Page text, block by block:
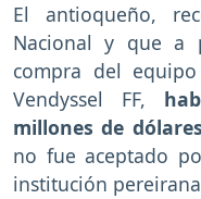
El antioqueño,
Nacional y que a
compra del
Vendyssel FF,
millones de
no fue aceptado
institución